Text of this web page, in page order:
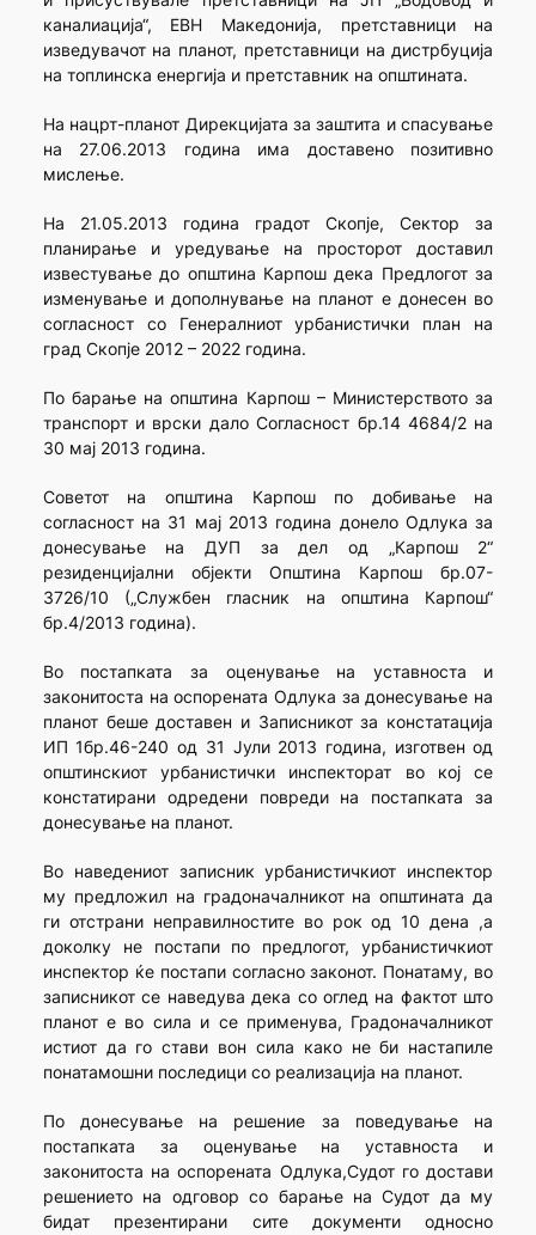
каналиација“, ЕВН Македонија, претставници на
изведувачот на планот, претставници на дистрбуција
на топлинска енергија и претставник на општината.
На нацрт-планот Дирекцијата за заштита и спасување
на 27.06.2013 година има доставено позитивно
мислење.
На 21.05.2013 година градот Скопје, Сектор за
планирање и уредување на просторот доставил
известување до општина Карпош дека Предлогот за
изменување и дополнување на планот е донесен во
согласност со Генералниот урбанистички план на
град Скопје 2012 – 2022 година.
По барање на општина Карпош – Министерството за
транспорт и врски дало Согласност бр.14 4684/2 на
30 мај 2013 година.
Советот на општина Карпош по добивање на
согласност на 31 мај 2013 година донело Одлука за
донесување на ДУП за дел од „Карпош 2“
резиденцијални објекти Општина Карпош бр.07-
3726/10 („Службен гласник на општина Карпош“
бр.4/2013 година).
Во постапката за оценување на уставноста и
законитоста на оспорената Одлука за донесување на
планот беше доставен и Записникот за констатација
ИП 1бр.46-240 од 31 Јули 2013 година, изготвен од
општинскиот урбанистички инспекторат во кој се
констатирани одредени повреди на постапката за
донесување на планот.
Во наведениот записник урбанистичкиот инспектор
му предложил на градоначалникот на општината да
ги отстрани неправилностите во рок од 10 дена ,а
доколку не постапи по предлогот, урбанистичкиот
инспектор ќе постапи согласно законот. Понатаму, во
записникот се наведува дека со оглед на фактот што
планот е во сила и се применува, Градоначалникот
истиот да го стави вон сила како не би настапиле
понатамошни последици со реализација на планот.
По донесување на решение за поведување на
постапката за оценување на уставноста и
законитоста на оспорената Одлука,Судот го достави
решението на одговор со барање на Судот да му
бидат презентирани сите документи односно